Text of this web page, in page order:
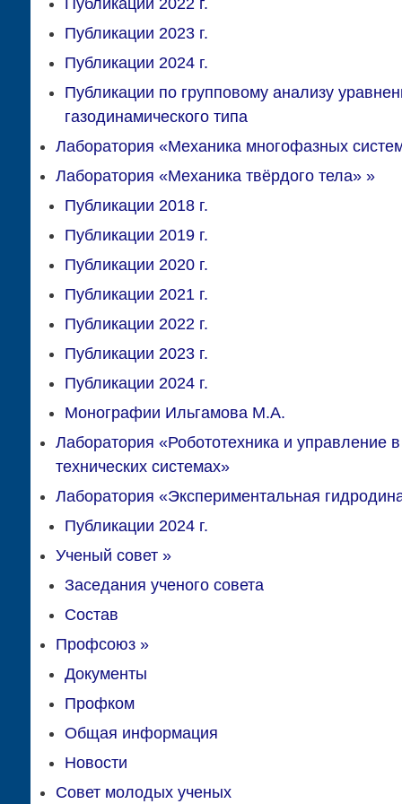
Публикации 2022 г.
Публикации 2023 г.
Публикации 2024 г.
Публикации по групповому анализу
газодинамического типа
Лаборатория «Механика многофазных
Лаборатория «Механика твёрдого тела»»
Публикации 2018 г.
Публикации 2019 г.
Публикации 2020 г.
Публикации 2021 г.
Публикации 2022 г.
Публикации 2023 г.
Публикации 2024 г.
Монографии Ильгамова М.А.
Лаборатория «Робототехника и управление в
технических системах»
Лаборатория «Экспериментальная
Публикации 2024 г.
Ученый совет»
Заседания ученого совета
Состав
Профсоюз»
Документы
Профком
Общая информация
Новости
Совет молодых ученых